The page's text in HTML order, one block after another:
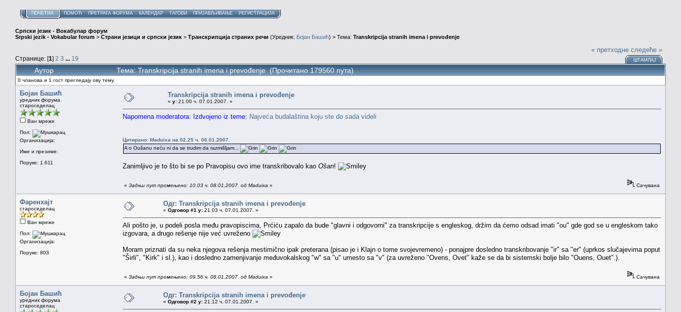
ПОЧЕТНА ПОМОЋ ПРЕТРАГА ФОРУМА КАЛЕНДАР ТАГОВИ ПРИЈАВЉИВАЊЕ РЕГИСТРАЦИЈА
Српски језик - Вокабулар форум
Srpski jezik - Vokabular forum > Страни језици и српски језик > Транскрипција страних речи (Уредник: Бојан Башић) > Тема: Transkripcija stranih imena i prevođenje
Странице: [1] 2 3 ... 19
« претходне следеће »
ШТАМПАЈ
Аутор Тема: Transkripcija stranih imena i prevođenje (Прочитано 179560 пута)
0 чланова и 1 гост прегледају ову тему.
Бојан Башић
уредник форума
староседелац
Ван мреже
Пол:
Организација:
Име и презиме:
Поруке: 1.611
Transkripcija stranih imena i prevođenje
« у: 21.00 ч. 07.01.2007. »
Napomena moderatora: Izdvojeno iz teme: Najveća budalaština koju ste do sada videli
Цитирано: Maduixa на 02.25 ч. 06.01.2007.
A o Oušanu neću ni da se trudim da razmišljam...
Zanimljivo je to što bi se po Pravopisu ovo ime transkribovalo kao Ošan!
« Задњи пут промењено: 10.03 ч. 08.01.2007. од Maduixa » Сачувана
Фаренхајт
староседелац
Ван мреже
Пол:
Организација:
Поруке: 803
Одг: Transkripcija stranih imena i prevođenje
« Одговор #1 у: 21.03 ч. 07.01.2007. »
Ali pošto je, u podeli posla među pravopiscima, Prćiću zapalo da bude "glavni i odgovorni" za transkripcije s engleskog, držim da ćemo odsad imati "ou" gde god se u engleskom tako
izgovara, a drugo rešenje nije već uvreženo
Moram priznati da su neka njegova rešenja mestimično ipak preterana (pisao je i Klajn o tome svojevremeno) - ponajpre dosledno transkribovanje "ir" sa "er" (uprkos slučajevima poput
"Širli", "Kirk" i sl.), kao i dosledno zamenjivanje međuvokalskog "w" sa "u" umesto sa "v" (za uvreženo "Ovens, Ovet" kaže se da bi sistemski bolje bilo "Ouens, Ouet".).
« Задњи пут промењено: 09.56 ч. 08.01.2007. од Maduixa » Сачувана
Бојан Башић
уредник форума
староседелац
Одг: Transkripcija stranih imena i prevođenje
« Одговор #2 у: 21.12 ч. 07.01.2007. »